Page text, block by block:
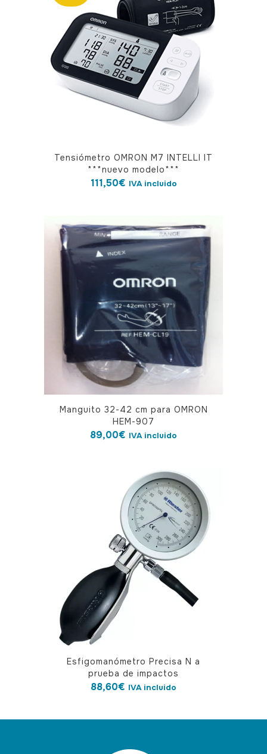
Tensiómetro OMRON M7 INTELLI IT
***nuevo modelo***
111,50€ IVA incluido
Manguito 32-42 cm para OMRON
HEM-907
89,00€ IVA incluido
Esfigomanómetro Precisa N a
prueba de impactos
88,60€ IVA incluido